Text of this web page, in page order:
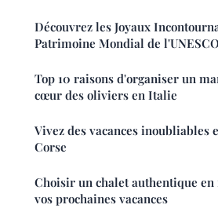
Découvrez les Joyaux
Patrimoine Mondial de
Top 10 raisons d'organiser un
cœur des oliviers en Italie
Vivez des vacances inoubliables
Corse
Choisir un chalet authentique en
vos prochaines vacances